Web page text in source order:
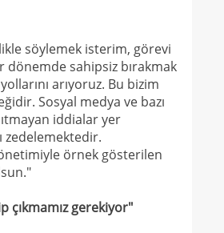
söylemek isterim, görevi
dönemde sahipsiz bırakmak
arıyoruz. Bu bizim
Sosyal medya ve bazı
iddialar yer
zedelemektedir.
örnek gösterilen
çıkmamız gerekiyor"